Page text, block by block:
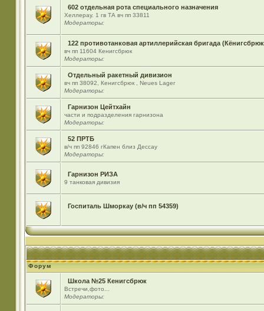
602 отдельная рота специального назначения
Хеллерау. 1 гв ТА вч пп 33811
Модераторы:
122 противотанковая артиллерийская бригада
вч пп 11604 Кенигсбрюк
Модераторы:
Отдельный ракетный дивизион
вч пп 38092, Кенигсбрюк , Neues Lager
Модераторы:
Гарнизон Цейтхайн
части и подразделения гарнизона
Модераторы:
52 ПРТБ
в/ч пп 92846 гКапен близ Дессау
Модераторы:
Гарнизон РИЗА
9 танковая дивизия
Госпиталь Шморкау (в/ч пп 54359)
Форум
Школа №25 Кенигсбрюк
Встречи,фото...
Модераторы: